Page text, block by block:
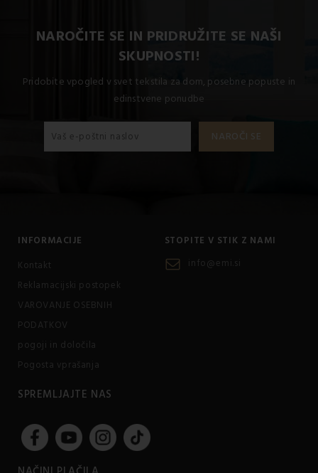
NAROČITE SE IN PRIDRUŽITE SE NAŠI
SKUPNOSTI!
Pridobite vpogled v svet tekstila za dom, posebne popuste in
edinstvene ponudbe
INFORMACIJE
Kontakt
Reklamacijski postopek
VAROVANJE OSEBNIH
PODATKOV
pogoji in določila
Pogosta vprašanja
STOPITE V STIK Z NAMI
info@emi.si
SPREMLJAJTE NAS